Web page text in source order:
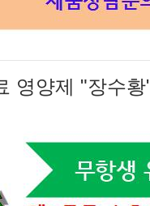
영양제 "장수